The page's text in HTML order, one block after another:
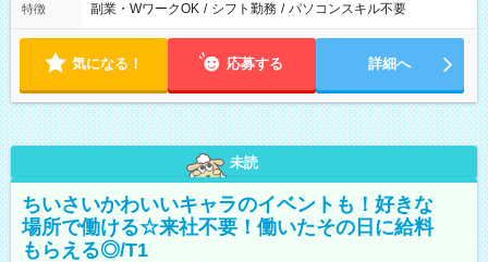
特徴 副業・WワークOK / シフト勤務 / パソコンスキル不要
気になる！ 応募する 詳細へ
未読
ちいさいかわいいキャラのイベントも！好きな
場所で働ける☆来社不要！働いたその日に給料
もらえる◎/T1